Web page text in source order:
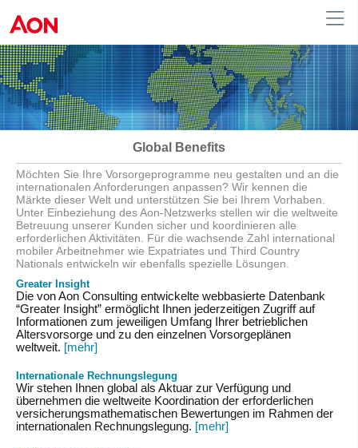
Austria
Global Benefits
Möchten Sie Ihre Vorsorgeprogramme neu gestalten und an die
internationalen Anforderungen anpassen? Wir kennen die
Märkte dieser Welt und unterstützen Sie bei Ihrem Vorhaben.
Unter Einbeziehung des Aon-Netzwerks stellen wir die weltweite
Betreuung unserer Kunden sicher und koordinieren alle
erforderlichen Aktivitäten. Für die wachsende Zahl international
mobiler Arbeitnehmer wie Expatriates und Third Country
Nationals entwickeln wir ebenfalls spezielle Lösungen.
Greater Insight
Die von Aon Consulting entwickelte webbasierte Datenbank
“Greater Insight” ermöglicht Ihnen jederzeitigen Zugriff auf
Informationen zum jeweiligen Umfang Ihrer betrieblichen
Altersvorsorge und zu den einzelnen Vorsorgeplänen
weltweit. [mehr]
Internationale Rechnungslegung
Wir stehen Ihnen global als Aktuar zur Verfügung und
übernehmen die weltweite Koordination der erforderlichen
versicherungsmathematischen Bewertungen im Rahmen der
internationalen Rechnungslegung. [mehr]